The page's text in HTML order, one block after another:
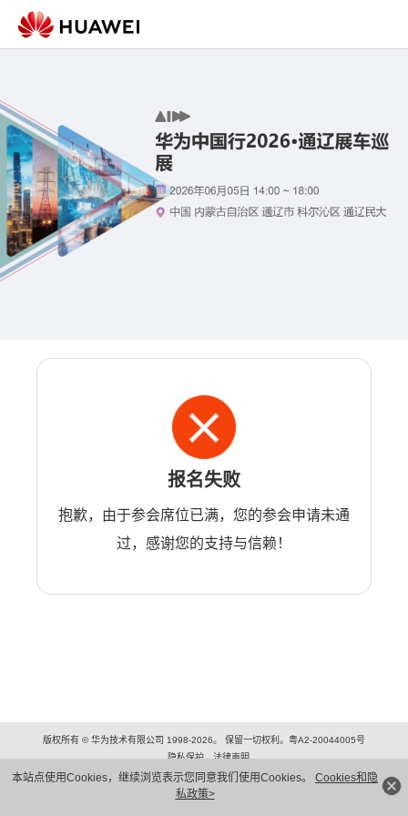
本站点使用Cookies，继续浏览表示您同意我们使用Cookies。 Cookies和隐
私政策>
报名失败
抱歉，由于参会席位已满，您的参会申请未通
过，感谢您的支持与信赖！
版权所有 © 华为技术有限公司 1998-2026。 保留一切权利。粤A2-20044005号
隐私保护
法律声明